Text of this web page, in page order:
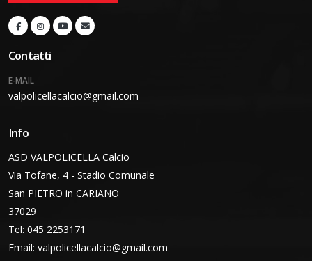
Contatti
E-MAIL
valpolicellacalcio@gmail.com
Info
ASD VALPOLICELLA Calcio
Via Tofane, 4 - Stadio Comunale
San PIETRO in CARIANO
37029
Tel: 045 2253171
Email: valpolicellacalcio@gmail.com